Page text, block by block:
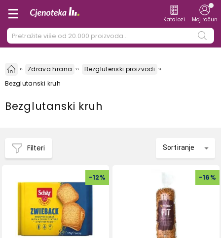
Katalozi Moj račun
Zdrava hrana
Bezglutenski proizvodi
Bezglutanski kruh
Bezglutanski kruh
Filteri Sortiranje
-12% -16%